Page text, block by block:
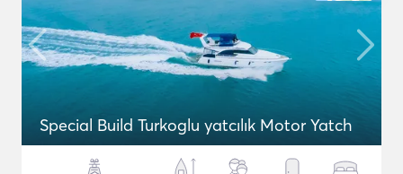
Special Build Turkoglu yatcılık Motor Yatch